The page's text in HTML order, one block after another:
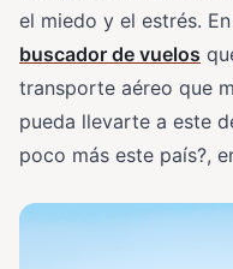
el miedo y el estrés.
buscador de vuelos
transporte aéreo que
pueda llevarte a este
poco más este país?,